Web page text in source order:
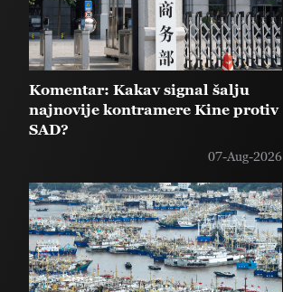
Komentar: Kakav signal šalju
najnovije kontramere Kine protiv
SAD?
07-Aug-2026